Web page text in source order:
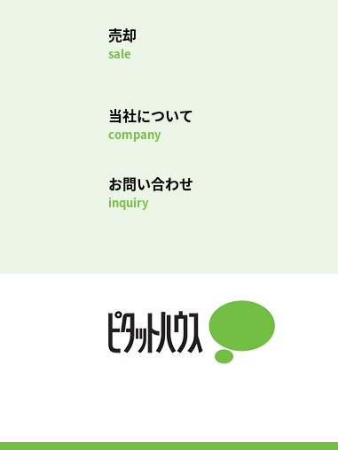
売却
sale
当社について
company
お問い合わせ
inquiry